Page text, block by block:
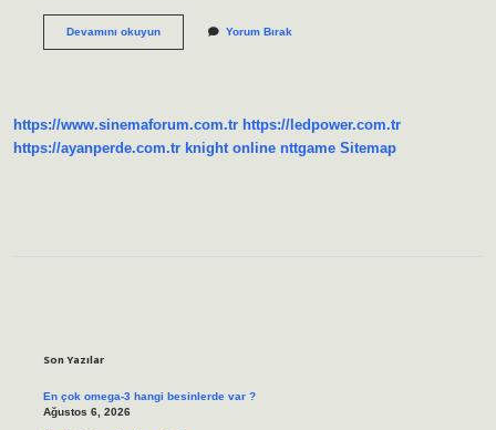
Devamını okuyunKıvanç
Kadar
Yorum Bırak
https://www.sinemaforum.com.tr https://ledpower.com.tr
https://ayanperde.com.tr knight online nttgame Sitemap
Son Yazılar
En çok omega-3 hangi besinlerde var ?
Ağustos 6, 2026